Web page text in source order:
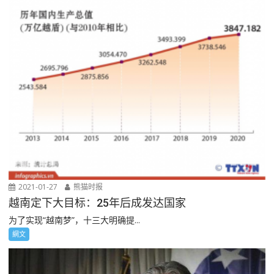
2021-01-27 熊猫时报
越南定下大目标：25年后成发达国家
为了实现“越南梦”，十三大明确提...
網文